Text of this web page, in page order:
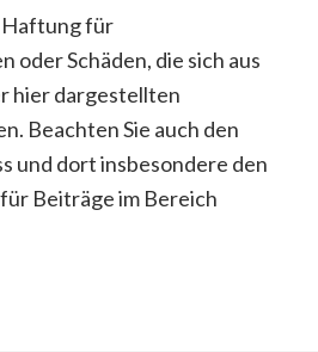
Haftung für
oder Schäden, die sich aus
hier dargestellten
Beachten Sie auch den
und dort insbesondere den
Beiträge im Bereich